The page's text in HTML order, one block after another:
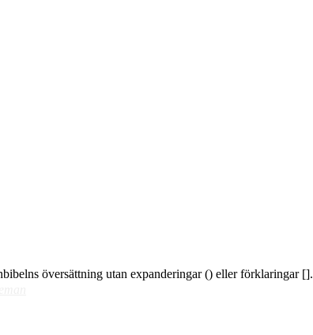
översättning utan expanderingar () eller förklaringar [].